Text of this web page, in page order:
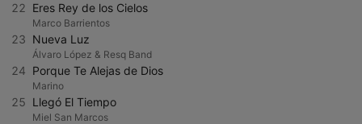
22 Eres Rey de los Cielos
Marco Barrientos
23 Nueva Luz
Álvaro López & Resq Band
24 Porque Te Alejas de Dios
Marino
25 Llegó El Tiempo
Miel San Marcos